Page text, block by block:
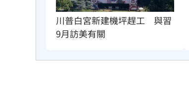
川普白宮新建機坪趕工　與習
9月訪美有關